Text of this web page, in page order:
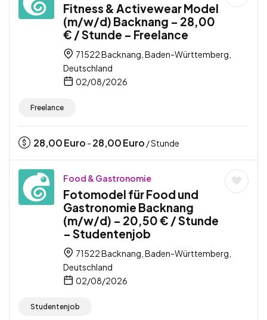
Fitness & Activewear Model
(m/w/d) Backnang – 28,00
€ / Stunde – Freelance
71522 Backnang, Baden-Württemberg,
Deutschland
02/08/2026
Freelance
28,00Euro - 28,00Euro / Stunde
Food & Gastronomie
Fotomodel für Food und
Gastronomie Backnang
(m/w/d) – 20,50 € / Stunde
– Studentenjob
71522 Backnang, Baden-Württemberg,
Deutschland
02/08/2026
Studentenjob